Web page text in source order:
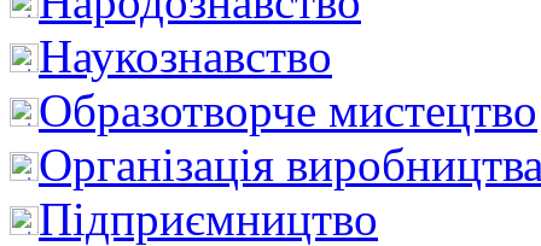
Наукознавство
Образотворче мистецтво
Організація
Підприємництво